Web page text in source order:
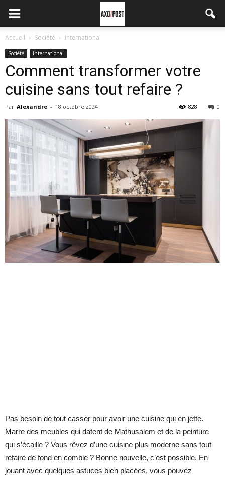
Accueil Société International
Société International
Comment transformer votre
cuisine sans tout refaire ?
Par Alexandre - 18 octobre 2024 0
828
Pas besoin de tout casser pour avoir une cuisine qui en jette.
Marre des meubles qui datent de Mathusalem et de la peinture
qui s’écaille ? Vous rêvez d’une cuisine plus moderne sans tout
refaire de fond en comble ? Bonne nouvelle, c’est possible. En
jouant avec quelques astuces bien placées, vous pouvez